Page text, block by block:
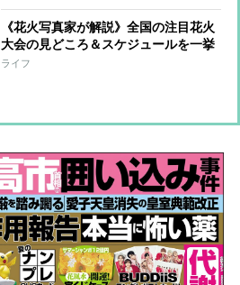
《花火写真家が解説》全国の注目花火
大会の見どころ＆スケジュールを一挙
紹介！「打ち上げ数約4万発の日本最
ライフ